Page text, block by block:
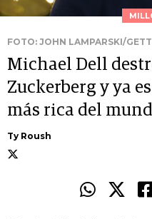
FOTO: JOHN LAMPARSKI/
Michael Dell
Zuckerberg y ya
más rica del
Ty Roush